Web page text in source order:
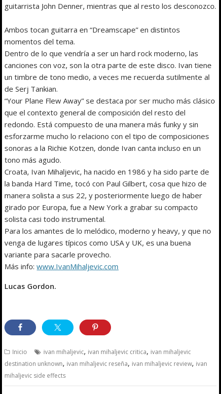
guitarrista John Denner, mientras que al resto los desconozco.
Ambos tocan guitarra en “Dreamscape” en distintos
momentos del tema.
Dentro de lo que vendría a ser un hard rock moderno, las
canciones con voz, son la otra parte de este disco. Ivan tiene
un timbre de tono medio, a veces me recuerda sutilmente al
de Serj Tankian.
“Your Plane Flew Away” se destaca por ser mucho más clásico
que el contexto general de composición del resto del
redondo. Está compuesto de una manera más funky y sin
esforzarme mucho lo relaciono con el tipo de composiciones
sonoras a la Richie Kotzen, donde Ivan canta incluso en un
tono más agudo.
Croata, Ivan Mihaljevic, ha nacido en 1986 y ha sido parte de
la banda Hard Time, tocó con Paul Gilbert, cosa que hizo de
manera solista a sus 22, y posteriormente luego de haber
girado por Europa, fue a New York a grabar su compacto
solista casi todo instrumental.
Para los amantes de lo melódico, moderno y heavy, y que no
venga de lugares típicos como USA y UK, es una buena
variante para sacarle provecho.
Más info:www.IvanMihaljevic.com
Lucas Gordon.
Inicio ivan mihaljevic, ivan mihaljevic critica, ivan mihaljevic
destination unknown, ivan mihaljevic reseña, ivan mihaljevic review, ivan
mihaljevic side effects